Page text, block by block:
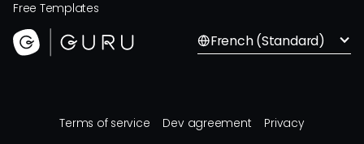
Free Templates
French (Standard)
Terms of service Dev agreement Privacy